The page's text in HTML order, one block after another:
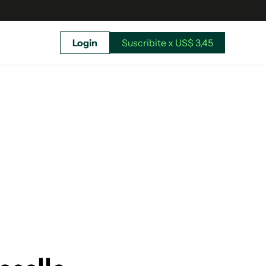
Login Suscribite x US$ 3,45